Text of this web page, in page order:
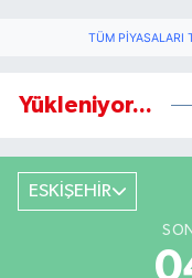
TÜM PIYASALARI
Yükleniyor...
ESKİŞEHİR